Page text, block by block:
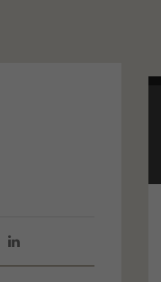
